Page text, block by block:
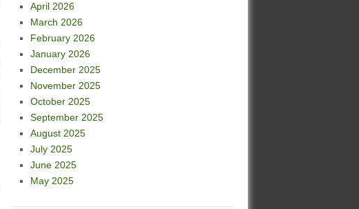
April 2026
March 2026
February 2026
January 2026
December 2025
November 2025
October 2025
September 2025
August 2025
July 2025
June 2025
May 2025